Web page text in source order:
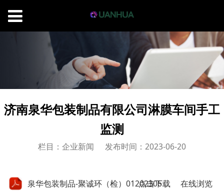
济南泉华包装制品有限公司淋膜车间手工
监测
栏目：企业新闻 发布时间：2023-06-20
泉华包装制品-聚诚环（检）01202306015-正本.pdf
点击下载 在线浏览